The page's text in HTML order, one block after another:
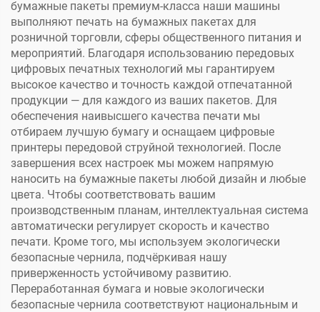
бумажные пакеты премиум-класса наши машины
выполняют печать на бумажных пакетах для
розничной торговли, сферы общественного питания и
мероприятий. Благодаря использованию передовых
цифровых печатных технологий мы гарантируем
высокое качество и точность каждой отпечатанной
продукции — для каждого из ваших пакетов. Для
обеспечения наивысшего качества печати мы
отбираем лучшую бумагу и оснащаем цифровые
принтеры передовой струйной технологией. После
завершения всех настроек мы можем напрямую
наносить на бумажные пакеты любой дизайн и любые
цвета. Чтобы соответствовать вашим
производственным планам, интеллектуальная система
автоматически регулирует скорость и качество
печати. Кроме того, мы используем экологически
безопасные чернила, подчёркивая нашу
приверженность устойчивому развитию.
Переработанная бумага и новые экологически
безопасные чернила соответствуют национальным и